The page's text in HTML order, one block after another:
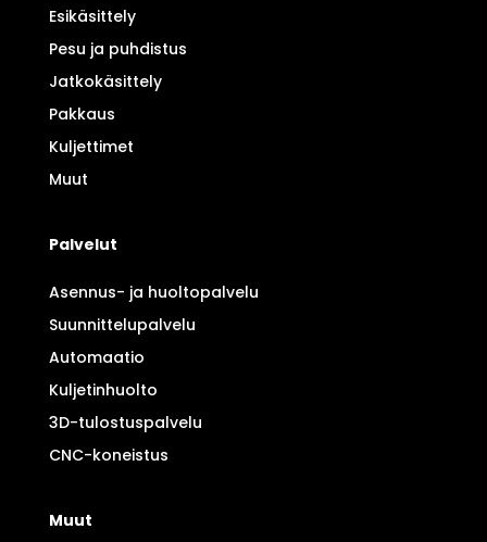
Esikäsittely
Pesu ja puhdistus
Jatkokäsittely
Pakkaus
Kuljettimet
Muut
Palvelut
Asennus- ja huoltopalvelu
Suunnittelupalvelu
Automaatio
Kuljetinhuolto
3D-tulostuspalvelu
CNC-koneistus
Muut